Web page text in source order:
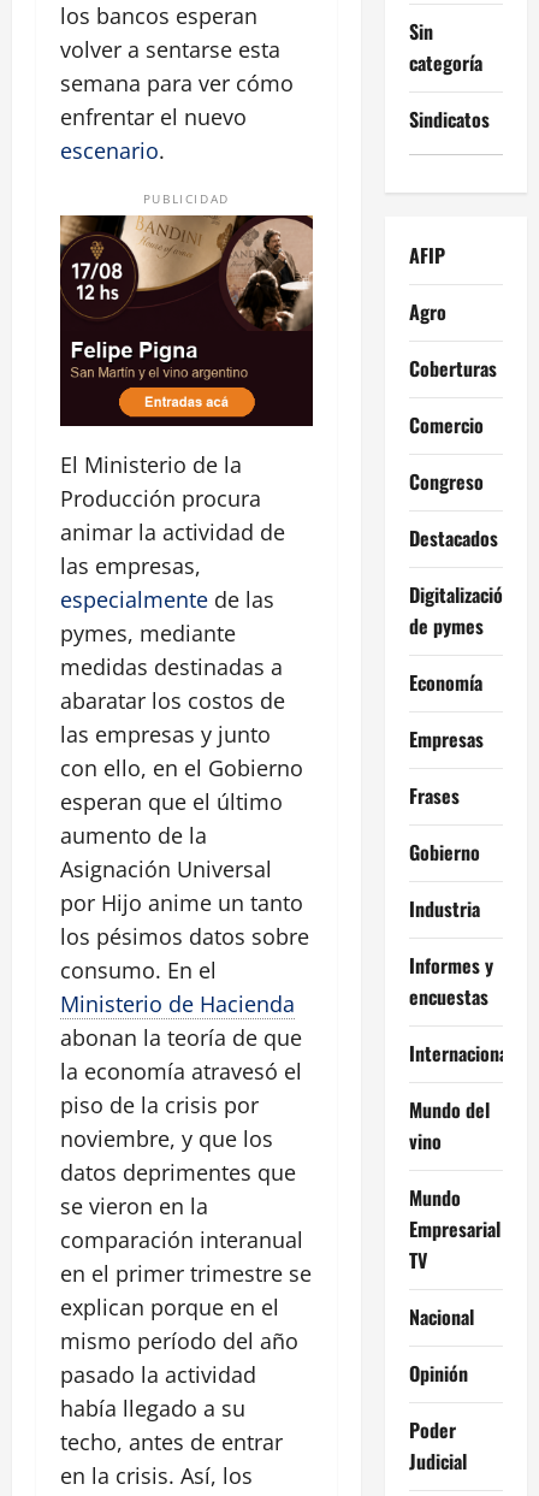
los bancos esperan
volver a sentarse esta
semana para ver cómo
enfrentar el nuevo
escenario.
PUBLICIDAD
El Ministerio de la
Producción procura
animar la actividad de
las empresas,
especialmente de las
pymes, mediante
medidas destinadas a
abaratar los costos de
las empresas y junto
con ello, en el Gobierno
esperan que el último
aumento de la
Asignación Universal
por Hijo anime un tanto
los pésimos datos sobre
consumo. En el
Ministerio de Hacienda
abonan la teoría de que
la economía atravesó el
piso de la crisis por
noviembre, y que los
datos deprimentes que
se vieron en la
comparación interanual
en el primer trimestre se
explican porque en el
mismo período del año
pasado la actividad
había llegado a su
techo, antes de entrar
en la crisis. Así, los
Sin
categoría
Sindicatos
AFIP
Agro
Coberturas
Comercio
Congreso
Destacados
Digitalización
de pymes
Economía
Empresas
Frases
Gobierno
Industria
Informes y
encuestas
Internacional
Mundo del
vino
Mundo
Empresarial
TV
Nacional
Opinión
Poder
Judicial